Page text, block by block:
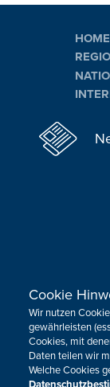
HOME
Sie
Cookie
Wir nutzen
gewährleisten
Cookies, mit
Daten teilen wir
Welche Cookies